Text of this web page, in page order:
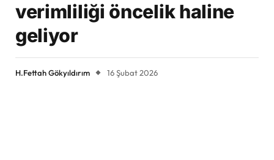
verimliliği öncelik haline
geliyor
H.Fettah Gökyıldırım 16 Şubat 2026